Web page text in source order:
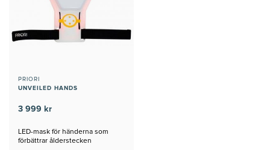
PRIORI
UNVEILED HANDS
3 999 kr
LED-mask för händerna som
förbättrar ålderstecken